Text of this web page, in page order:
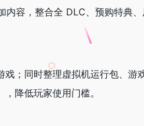
内容，整合全 DLC、预购特典
；同时整理虚拟机运行包、游
降低玩家使用门槛。